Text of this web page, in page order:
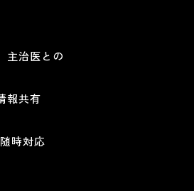
主治医との
報共有
時対応